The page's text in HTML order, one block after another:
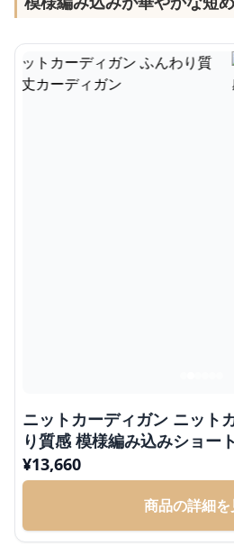
ニットカーディガン ニット
り質感 模様編み込みショー
¥13,660
商品の詳細を